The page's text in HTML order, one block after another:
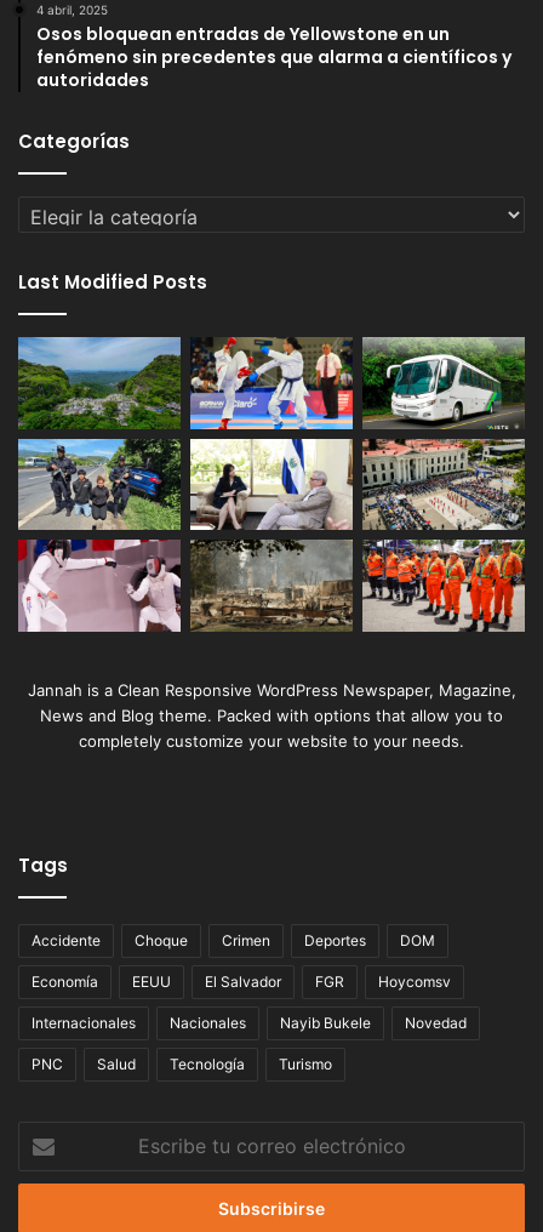
4 abril, 2025
Osos bloquean entradas de Yellowstone en un
fenómeno sin precedentes que alarma a científicos y
autoridades
Categorías
Categorías
Last Modified Posts
Jannah is a Clean Responsive WordPress Newspaper, Magazine,
News and Blog theme. Packed with options that allow you to
completely customize your website to your needs.
Tags
Accidente Choque Crimen Deportes DOM
Economía EEUU El Salvador FGR Hoycomsv
Internacionales Nacionales Nayib Bukele Novedad
PNC Salud Tecnología Turismo
correo